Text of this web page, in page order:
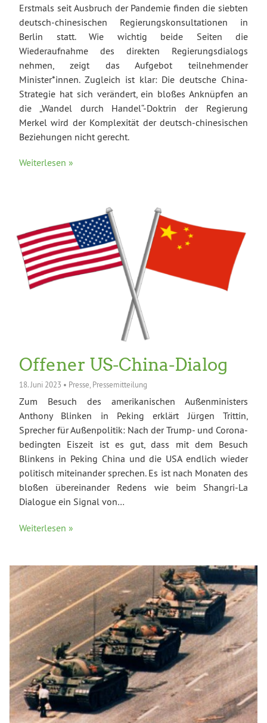
Erstmals seit Ausbruch der Pandemie finden die siebten
deutsch-chinesischen Regierungskonsultationen in
Berlin statt. Wie wichtig beide Seiten die
Wiederaufnahme des direkten Regierungsdialogs
nehmen, zeigt das Aufgebot teilnehmender
Minister*innen. Zugleich ist klar: Die deutsche China-
Strategie hat sich verändert, ein bloßes Anknüpfen an
die „Wandel durch Handel“-Doktrin der Regierung
Merkel wird der Komplexität der deutsch-chinesischen
Beziehungen nicht gerecht.
Weiterlesen »
Offener US-China-Dialog
18. Juni 2023 • Presse Pressemitteilung
Zum Besuch des amerikanischen Außenministers
Anthony Blinken in Peking erklärt Jürgen Trittin,
Sprecher für Außenpolitik: Nach der Trump- und Corona-
bedingten Eiszeit ist es gut, dass mit dem Besuch
Blinkens in Peking China und die USA endlich wieder
politisch miteinander sprechen. Es ist nach Monaten des
bloßen übereinander Redens wie beim Shangri-La
Dialogue ein Signal von…
Weiterlesen »